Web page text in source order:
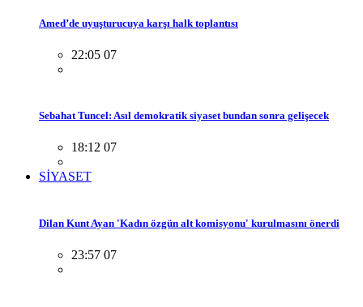
Amed’de uyuşturucuya karşı halk toplantısı
22:05 07
Sebahat Tuncel: Asıl demokratik siyaset bundan sonra gelişecek
18:12 07
SİYASET
Dilan Kunt Ayan 'Kadın özgün alt komisyonu' kurulmasını önerdi
23:57 07